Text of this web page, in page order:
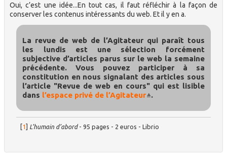
Oui, c’est une idée...En tout cas, il faut réfléchir à la façon de
conserver les contenus intéressants du web. Et il y en a.
La revue de web de l’Agitateur qui paraît tous
les lundis est une sélection forcément
subjective d’articles parus sur le web la semaine
précédente. Vous pouvez participer à sa
constitution en nous signalant des articles sous
l’article "Revue de web en cours" qui est lisible
dans l’espace privé de l’Agitateur .
1 L’humain d’abord- 95 pages - 2 euros - Librio